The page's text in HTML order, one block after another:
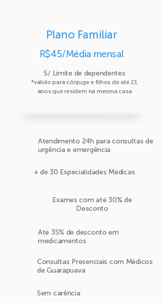
Plano Familiar
R$45/Média mensal
S/ Limite de dependentes
*válido para cônjuge e filhos de até 21
anos que residem na mesma casa
Atendimento 24h para consultas de
urgência e emergência
+ de 30 Especialidades Médicas
Exames com até 30% de
Desconto
Até 35% de desconto em
medicamentos
Consultas Presenciais com Médicos
de Guarapuava
Sem carência